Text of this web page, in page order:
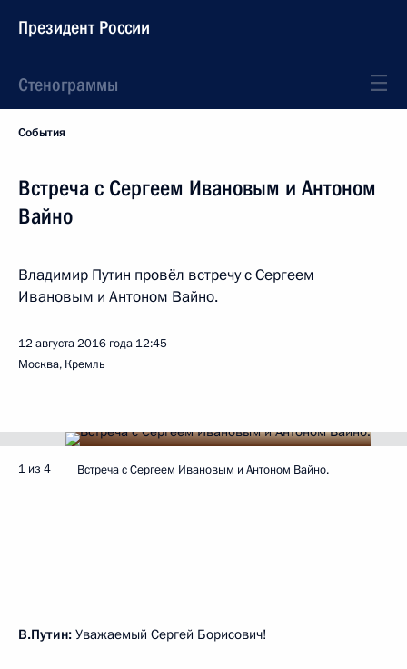
Президент России
Стенограммы
События
Встреча с Сергеем Ивановым и Антоном
Вайно
Владимир Путин провёл встречу с Сергеем
Ивановым и Антоном Вайно.
12 августа 2016 года 12:45
Москва, Кремль
1 из 4 Встреча с Сергеем Ивановым и Антоном Вайно.
В.Путин: Уважаемый Сергей Борисович!